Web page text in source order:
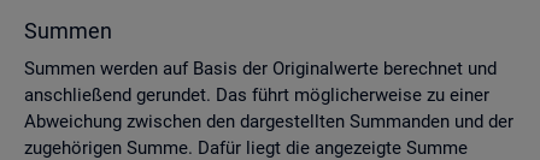
Sum­men
Sum­men wer­den auf Basis der Ori­gi­nal­wer­te be­rech­net und
an­schlie­ßend ge­run­det. Das führt mög­li­cher­wei­se zu einer
Ab­wei­chung zwi­schen den dar­ge­stell­ten Sum­man­den und der
zu­ge­hö­ri­gen Summe. Dafür liegt die an­ge­zeig­te Summe